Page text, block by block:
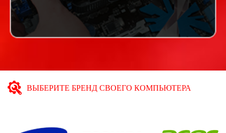
ВЫБЕРИТЕ БРЕНД СВОЕГО КОМПЬЮТЕРА